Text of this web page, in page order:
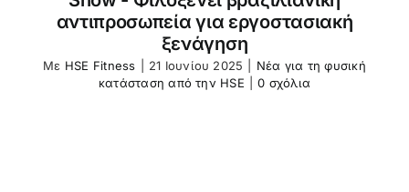
αντιπροσωπεία για εργοστασιακή
ξενάγηση
Με HSE Fitness 21 Ιουνίου 2025
Νέα για τη φυσική
κατάσταση από την HSE
0 σχόλια